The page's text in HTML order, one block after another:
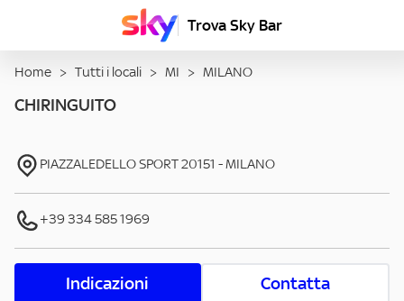
Trova Sky Bar
Home > Tutti i locali > MI > MILANO
CHIRINGUITO
PIAZZALEDELLO SPORT20151 -MILANO
+39 334 585 1969
Indicazioni Contatta